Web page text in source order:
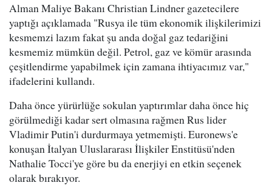
Alman Maliye Bakanı Christian Lindner gazetecilere
yaptığı açıklamada "Rusya ile tüm ekonomik ilişkilerimizi
kesmemzi lazım fakat şu anda doğal gaz tedariğini
kesmemiz mümkün değil. Petrol, gaz ve kömür arasında
çeşitlendirme yapabilmek için zamana ihtiyacımız var,"
ifadelerini kullandı.
Daha önce yürürlüğe sokulan yaptırımlar daha önce hiç
görülmediği kadar sert olmasına rağmen Rus lider
Vladimir Putin'i durdurmaya yetmemişti. Euronews'e
konuşan İtalyan Uluslararası İlişkiler Enstitüsü'nden
Nathalie Tocci'ye göre bu da enerjiyi en etkin seçenek
olarak bırakıyor.